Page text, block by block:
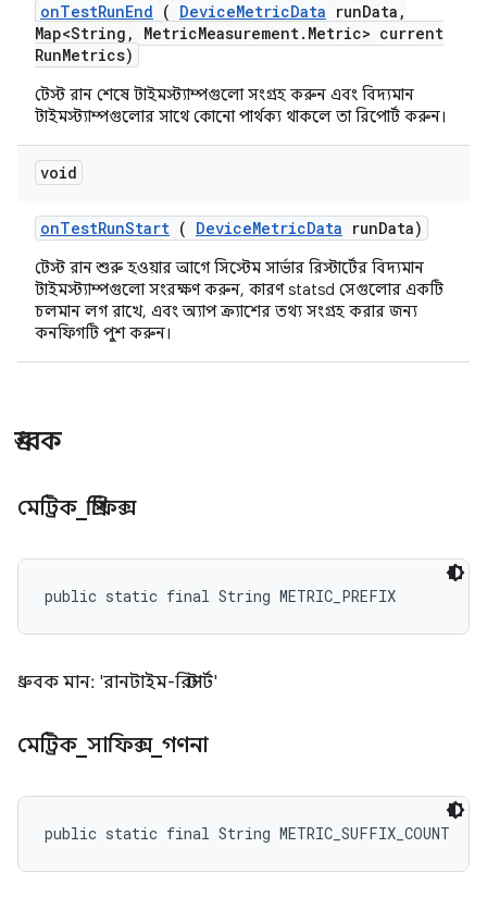
onTestRunEnd ( DeviceMetricData runData ,
Map<String , MetricMeasurement. Metric> current
RunMetrics)
টেস্ট রান শেষে টাইমস্ট্যাম্পগুলো সংগ্রহ করুন এবং বিদ্যমান
টাইমস্ট্যাম্পগুলোর সাথে কোনো পার্থক্য থাকলে তা রিপোর্ট করুন।
void
onTestRunStart ( DeviceMetricData runData)
টেস্ট রান শুরু হওয়ার আগে সিস্টেম সার্ভার রিস্টার্টের বিদ্যমান
টাইমস্ট্যাম্পগুলো সংরক্ষণ করুন, কারণ statsd সেগুলোর একটি
চলমান লগ রাখে, এবং অ্যাপ ক্র্যাশের তথ্য সংগ্রহ করার জন্য
কনফিগটি পুশ করুন।
ধ্রুবক
মেট্রিক_প্রিফিক্স
public static final String METRIC_PREFIX
ধ্রুবক মান: 'রানটাইম-রিস্টার্ট'
মেট্রিক_ সাফিক্স_ গণনা
public static final String METRIC_SUFFIX_COUNT